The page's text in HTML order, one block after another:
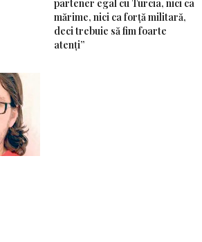
partener egal cu Turcia, nici ca
mărime, nici ca forță militară,
deci trebuie să fim foarte
atenți”